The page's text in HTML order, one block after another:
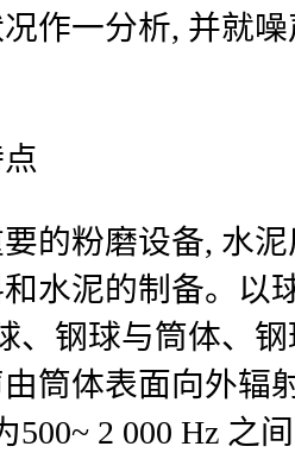
作一分析, 并就
的粉磨设备, 水
水泥的制备。以
、钢球与筒体、
筒体表面向外辐
500~ 2 000 Hz 之